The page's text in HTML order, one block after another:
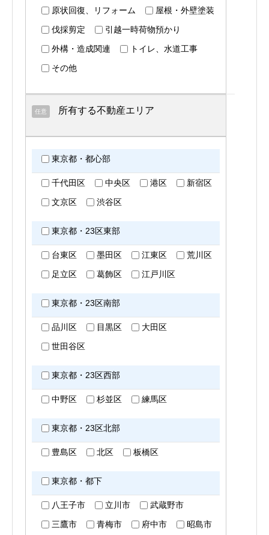
原状回復、リフォーム
屋根・外壁塗装
伐採剪定
引越一時荷物預かり
外構・造成関連
トイレ、水道工事
その他
任意 所有する不動産エリア
東京都・都心部
千代田区 中央区 港区
新宿区
文京区
渋谷区
東京都・23区東部
台東区 墨田区 江東区
荒川区
足立区
葛飾区 江戸川区
東京都・23区南部
品川区 目黒区
大田区
世田谷区
東京都・23区西部
中野区 杉並区 練馬区
東京都・23区北部
豊島区 北区 板橋区
東京都・都下
八王子市 立川市
武蔵野市
三鷹市
青梅市 府中市
昭島市